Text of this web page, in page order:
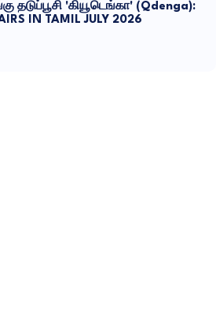
தடுப்பூசி 'கியூடெங்கா' (Qdenga):
IN TAMIL JULY 2026